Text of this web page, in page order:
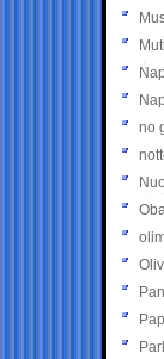
Muti
no